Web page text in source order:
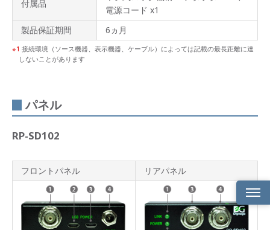
付属品
電源コード x1
製品保証期間
6ヵ月
1 接続環境（ソース機器、表示機器、ケーブル）によっては記載の最長距離に達
しないことがあります
パネル
RP-SD102
フロントパネル リアパネル
特長